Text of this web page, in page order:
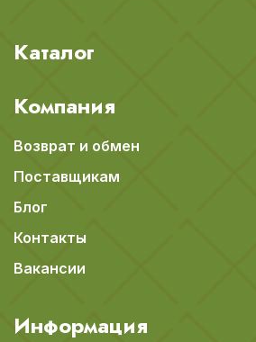
Каталог
Компания
Возврат и обмен
Поставщикам
Блог
Контакты
Вакансии
Информация